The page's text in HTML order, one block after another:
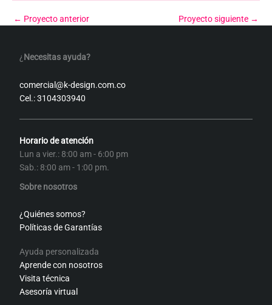
← Proyecto anterior Proyecto siguiente →
¿ Necesitas ayuda?
comercial@k-design.com.co
Cel.: 3104303940
Horario de atención
Lun a vier.: 8:00 am - 6:00 pm
Sab.: 8:00 am - 1:00 pm.
Sobre nosotros
¿Quiénes somos?
Políticas de Garantías
Ayuda personalizada
Aprende con nosotros
Visita técnica
Asesoría virtual